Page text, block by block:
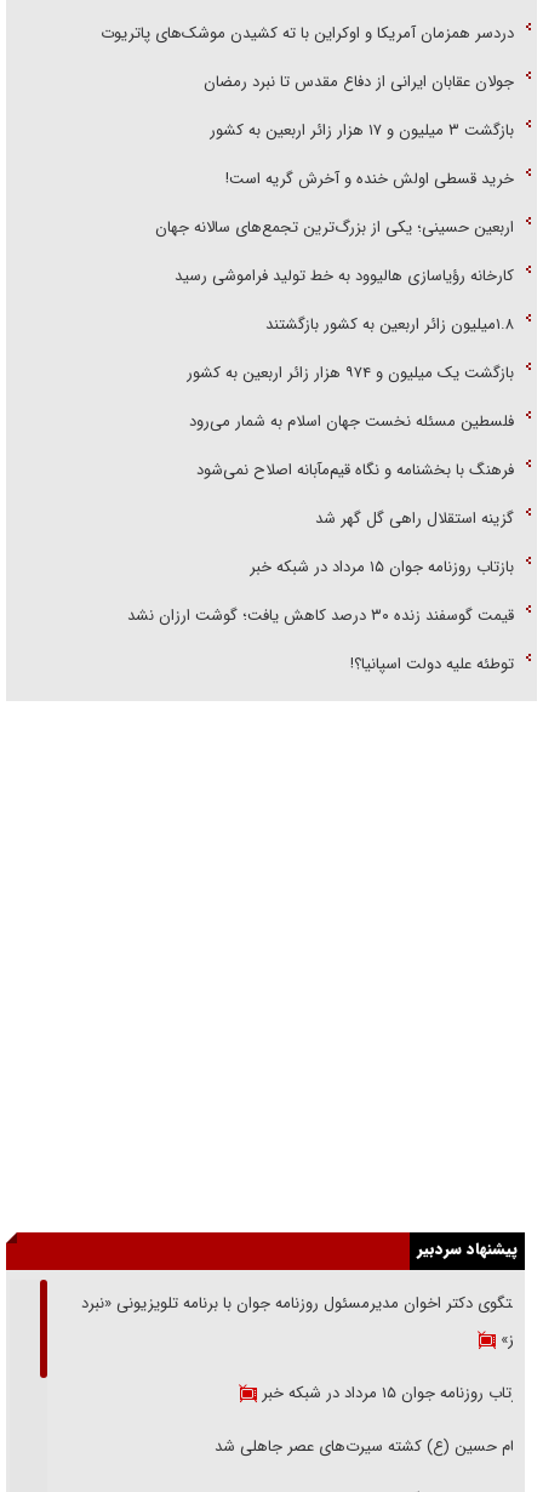
دردسر همزمان آمریکا و اوکراین با ته کشیدن موشک‌های پاتریوت
جولان عقابان ایرانی از دفاع مقدس تا نبرد رمضان
بازگشت ۳ میلیون و ۱۷ هزار زائر اربعین به کشور
خرید قسطی اولش خنده و آخرش گریه است!
اربعین حسینی؛ یکی از بزرگ‌ترین تجمع‌های سالانه جهان
کارخانه رؤیاسازی هالیوود به خط تولید فراموشی رسید
۱.۸میلیون زائر اربعین به کشور بازگشتند
بازگشت یک میلیون و ۹۷۴ هزار زائر اربعین به کشور
فلسطین مسئله نخست جهان اسلام به شمار می‌رود
فرهنگ با بخشنامه و نگاه قیم‌مآبانه اصلاح نمی‌شود
گزینه استقلال راهی گل گهر شد
بازتاب روزنامه جوان ۱۵ مرداد در شبکه خبر
قیمت گوسفند زنده ۳۰ درصد کاهش یافت؛ گوشت ارزان نشد
توطئه علیه دولت اسپانیا؟!
پیشنهاد سردبیر
گفتگوی دکتر اخوان مدیرمسئول روزنامه جوان با برنامه تلویزیونی «نبرد
هرمز»
بازتاب روزنامه جوان ۱۵ مرداد در شبکه خبر
امام حسین (ع) کشته سیرت‌های عصر جاهلی شد